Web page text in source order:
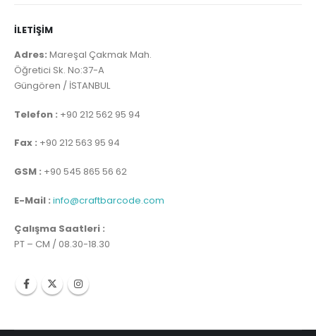
İLETİŞİM
Adres: Mareşal Çakmak Mah.
Öğretici Sk. No:37-A
Güngören / İSTANBUL
Telefon : +90 212 562 95 94
Fax : +90 212 563 95 94
GSM : +90 545 865 56 62
E-Mail : info@craftbarcode.com
Çalışma Saatleri :
PT – CM / 08.30-18.30